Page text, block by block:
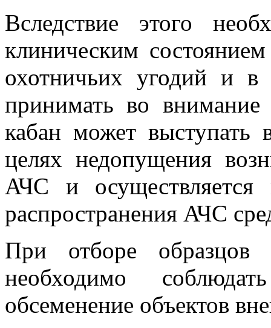
Вследствие этого
клиническим
охотничьих угодий и в
принимать во внимание
кабан может выступать
целях недопущения
АЧС и осуществляется
распространения АЧС
При отборе образцов
необходимо
обсеменение объектов